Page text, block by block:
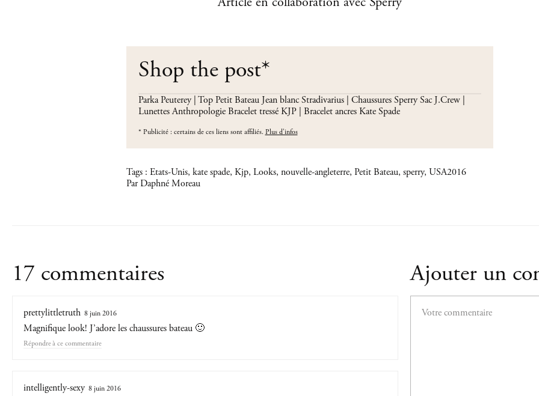
Shop the post*
Parka Peuterey | Top Petit Bateau Jean blanc Stradivarius | ChaussuresSperrySac J.Crew |
Lunettes AnthropologieBracelet tressé KJP| Bracelet ancres Kate Spade
* Publicité : certains de ces liens sont affiliés. Plus d'infos
Tags : Etats-Unis, kate spade, Kjp, Looks, nouvelle-angleterre, Petit Bateau, sperry, USA2016
Par Daphné Moreau
17 commentaires
prettylittletruth 8 juin 2016
Magnifique look! J’adore les chaussures bateau 🙂
Répondre
intelligently-sexy 8 juin 2016
Ajouter un